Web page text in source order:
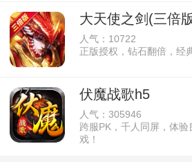
大天使之剑(三倍
人气：10722
正版授权，钻石翻倍，经
伏魔战歌h5
人气：305946
跨服PK，千人同屏，体
戏！